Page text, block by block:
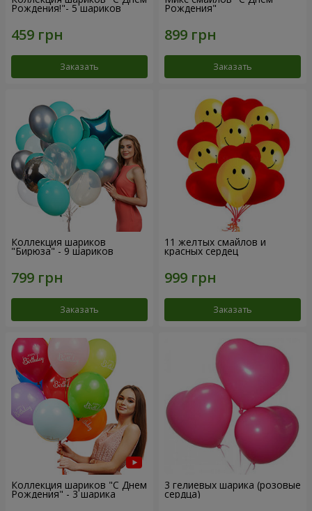
Рождения!"- 5 шариков
Заказать
Рождения"
Заказать
Коллекция шариков
"Бирюза" - 9 шариков
Заказать
11 желтых смайлов и
красных сердец
Заказать
Коллекция шариков "С Днем
Рождения" - 3 шарика
3 гелиевых шарика (розовые
сердца)